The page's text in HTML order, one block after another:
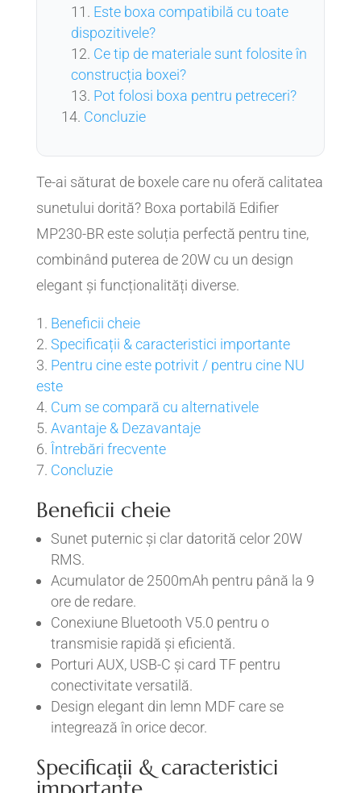
Este boxa compatibilă cu toate
dispozitivele?
Ce tip de materiale sunt folosite în
construcția boxei?
Pot folosi boxa pentru petreceri?
Concluzie
Te-ai săturat de boxele care nu oferă calitatea
sunetului dorită? Boxa portabilă Edifier
MP230-BR este soluția perfectă pentru tine,
combinând puterea de 20W cu un design
elegant și funcționalități diverse.
Beneficii cheie
Specificații & caracteristici importante
Pentru cine este potrivit / pentru cine NU
este
Cum se compară cu alternativele
Avantaje & Dezavantaje
Întrebări frecvente
Concluzie
Beneficii cheie
Sunet puternic și clar datorită celor 20W
RMS.
Acumulator de 2500mAh pentru până la 9
ore de redare.
Conexiune Bluetooth V5.0 pentru o
transmisie rapidă și eficientă.
Porturi AUX, USB-C și card TF pentru
conectivitate versatilă.
Design elegant din lemn MDF care se
integrează în orice decor.
Specificații & caracteristici